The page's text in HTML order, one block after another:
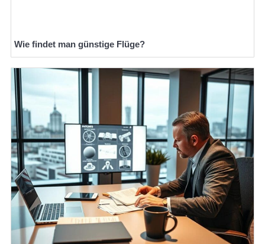
Wie findet man günstige Flüge?